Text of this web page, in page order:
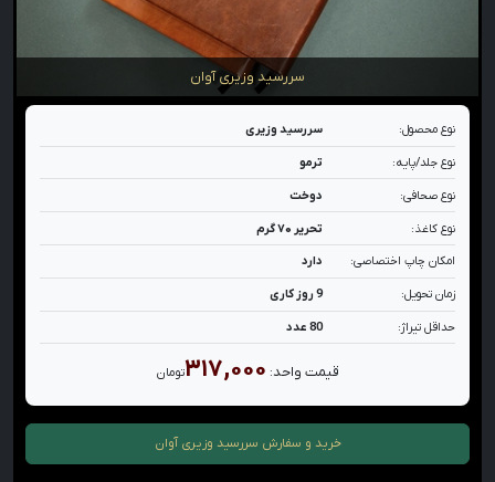
سررسید وزیری آوان
نوع محصول: سررسید وزیری
نوع جلد/پایه: ترمو
نوع صحافی: دوخت
نوع کاغذ: تحریر ۷۰ گرم
امکان چاپ اختصاصی: دارد
زمان تحویل: 9 روز کاری
حداقل تیراژ: 80 عدد
قیمت واحد: ۳۱۷,۰۰۰تومان
خرید و سفارش سررسید وزیری آوان